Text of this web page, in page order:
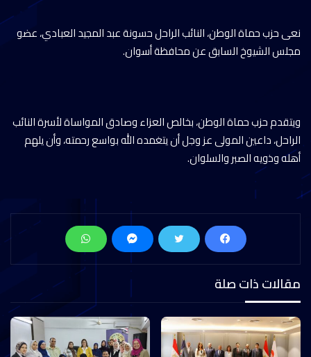
نعى حزب حماة الوطن، النائب الراحل حسونة عبد المجيد العبادي، عضو
مجلس الشيوخ السابق عن محافظة أسوان.
ويتقدم حزب حماة الوطن، بخالص العزاء وصادق المواساة لأسرة النائب
الراحل، داعين المولى عز وجل أن يتغمده الله بواسع رحمته، وأن يلهم
أهله وذويه الصبر والسلوان.
مقالات ذات صلة